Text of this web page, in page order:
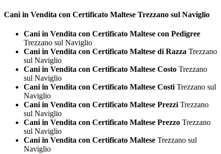
Cani in Vendita con Certificato Maltese Trezzano sul Naviglio
Cani in Vendita con Certificato Maltese con Pedigree
Trezzano sul Naviglio
Cani in Vendita con Certificato Maltese di Razza Trezzano
sul Naviglio
Cani in Vendita con Certificato Maltese Costo Trezzano
sul Naviglio
Cani in Vendita con Certificato Maltese CostiTrezzano sul
Naviglio
Cani in Vendita con Certificato Maltese PrezziTrezzano
sul Naviglio
Cani in Vendita con Certificato Maltese Prezzo Trezzano
sul Naviglio
Cani in Vendita con Certificato Maltese Trezzano sul
Naviglio